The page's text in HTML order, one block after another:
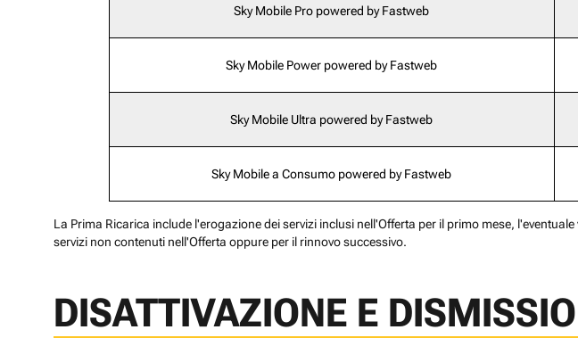
Sky Mobile Pro powered by Fastweb
Sky Mobile Power powered by Fastweb
Sky Mobile Ultra powered by Fastweb
Sky Mobile a Consumo powered by Fastweb
La Prima Ricarica include l'erogazione dei servizi inclusi nell'Offerta per il primo mese,
servizi non contenuti nell'Offerta oppure per il rinnovo successivo.
DISATTIVAZIONE E